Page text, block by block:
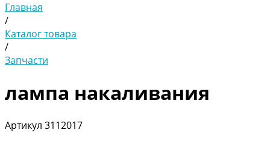
Главная
/
Каталог товара
/
Запчасти
лампа накаливания
Артикул 3112017